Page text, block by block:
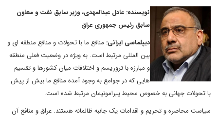
نویسنده: عادل عبدالمهدی، وزیر سابق نفت و معاون
سابق رئیس جمهوری عراق
دیپلماسی ایرانی: منافع ما با تحولات و منافع منطقه ای و
بین المللی مرتبط است. به ویژه در وضعیت فعلی منطقه
و مبارزه با تروریسم و اختلافات میان کشورها و تقسیم
هایی که در جوامع به وجود آمده منافع ما بیش از پیش
با تحولات جهانی به خصوص محیط پیرامونیمان مرتبط شده است.
سیاست محاصره و تحریم و اقدامات یک جانبه ظالمانه هستند. عراق و منافع آن